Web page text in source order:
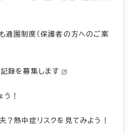
通園制度（保護者の方へのご案
録を募集します
う！
？熱中症リスクを見てみよう！